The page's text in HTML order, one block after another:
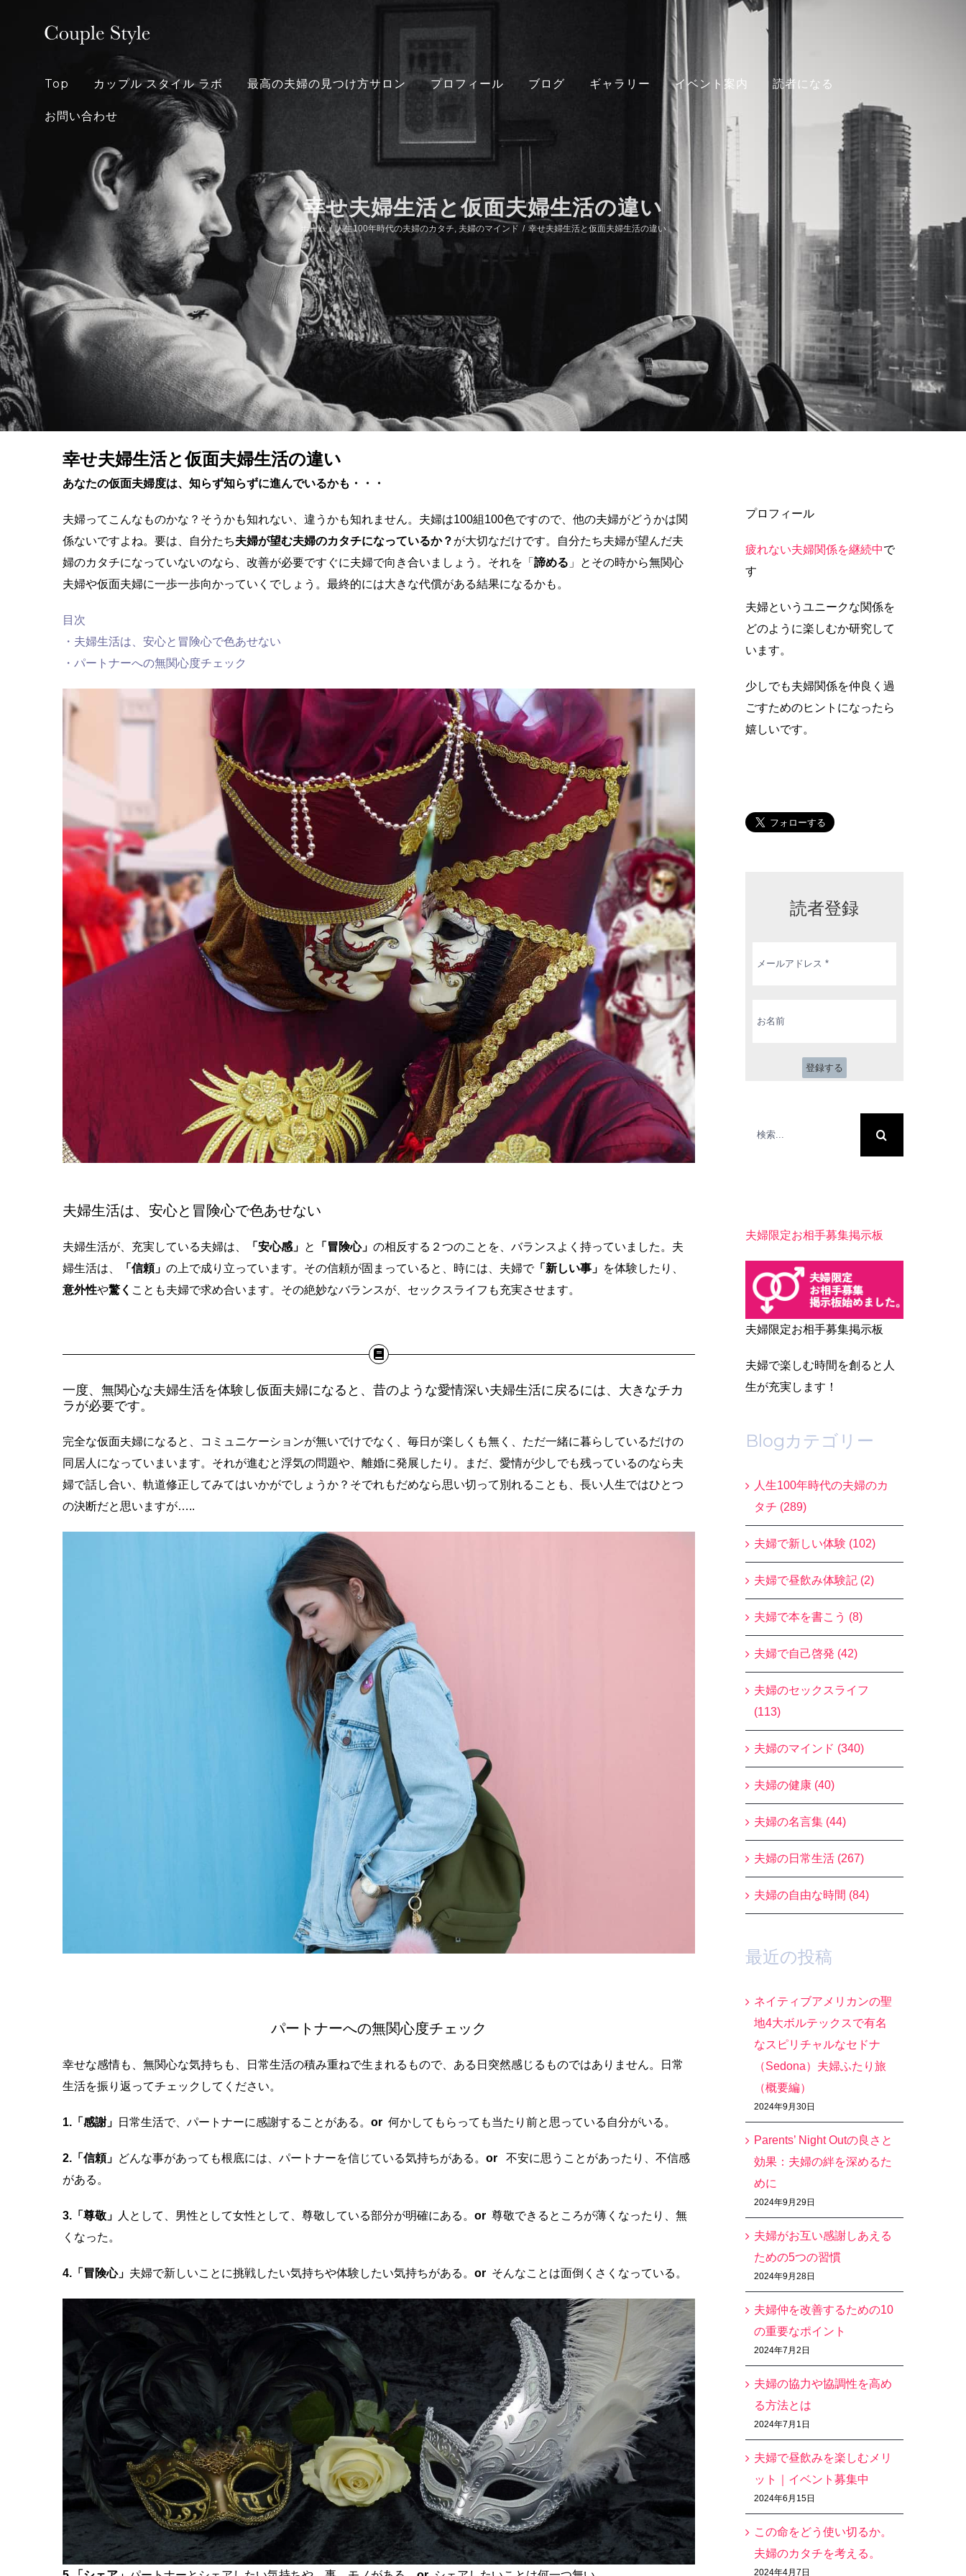
Top カップル スタイル ラボ 最高の夫婦の見つけ方サロン プロフィール ブログ ギャラリー イベント案内 読者になる
お問い合わせ
幸せ夫婦生活と仮面夫婦生活の違い
ホーム / 人生100年時代の夫婦のカタチ, 夫婦のマインド / 幸せ夫婦生活と仮面夫婦生活の違い
幸せ夫婦生活と仮面夫婦生活の違い
あなたの仮面夫婦度は、知らず知らずに進んでいるかも・・・
夫婦ってこんなものかな？そうかも知れない、違うかも知れません。夫婦は100組100色ですので、他の夫婦がどうかは関
係ないですよね。要は、自分たち夫婦が望む夫婦のカタチになっているか？ が大切なだけです。自分たち夫婦が望んだ夫
婦のカタチになっていないのなら、改善が必要ですぐに夫婦で向き合いましょう。それを「 諦める 」とその時から無関心
夫婦や仮面夫婦に一歩一歩向かっていくでしょう。最終的には大きな代償がある結果になるかも。
目次
・夫婦生活は、安心と冒険心で色あせない
・パートナーへの無関心度チェック
夫婦生活は、安心と冒険心で色あせない
夫婦生活が、充実している夫婦は、 「安心感」 と 「冒険心」 の相反する２つのことを、バランスよく持っていました。夫
婦生活は、
「信頼」 の上で成り立っています。その信頼が固まっていると、時には、夫婦で「新しい事」 を体験したり、
意外性や驚く ことも夫婦で求め合います。その絶妙なバランスが、セックスライフも充実させます。
一度、無関心な夫婦生活を体験し仮面夫婦になると、昔のような愛情深い夫婦生活に戻るには、大きなチカ
ラが必要です。
完全な仮面夫婦になると、コミュニケーションが無いでけでなく、毎日が楽しくも無く、ただ一緒に暮らしているだけの
同居人になっていまいます。それが進むと浮気の問題や、離婚に発展したり。まだ、愛情が少しでも残っているのなら夫
婦で話し合い、軌道修正してみてはいかがでしょうか？そでれもだめなら思い切って別れることも、長い人生ではひとつ
の決断だと思いますが…..
パートナーへの無関心度チェック
幸せな感情も、無関心な気持ちも、日常生活の積み重ねで生まれるもので、ある日突然感じるものではありません。日常
生活を振り返ってチェックしてください。
1. 「感謝」 日常生活で、パートナーに感謝することがある。 or 何かしてもらっても当たり前と思っている自分がいる。
2.「信頼」 どんな事があっても根底には、パートナーを信じている気持ちがある。 or 不安に思うことがあったり、不信感
がある。
3.「尊敬」 人として、男性として女性として、尊敬している部分が明確にある。 or 尊敬できるところが薄くなったり、無
くなった。
4.「冒険心」 夫婦で新しいことに挑戦したい気持ちや体験したい気持ちがある。 or そんなことは面倒くさくなっている。
プロフィール
疲れない夫婦関係を継続中で
す
夫婦というユニークな関係を
どのように楽しむか研究して
います。
少しでも夫婦関係を仲良く過
ごすためのヒントになったら
嬉しいです。
読者登録
ー
夫婦限定お相手募集掲示板
夫婦限定お相手募集掲示板
夫婦で楽しむ時間を創ると人
生が充実します！
Blogカテゴリー
人生100年時代の夫婦のカ
タチ (289)
夫婦で新しい体験 (102)
夫婦で昼飲み体験記 (2)
夫婦で本を書こう (8)
夫婦で自己啓発 (42)
夫婦のセックスライフ
(113)
夫婦のマインド (340)
夫婦の健康 (40)
夫婦の名言集 (44)
夫婦の日常生活 (267)
夫婦の自由な時間 (84)
最近の投稿
ネイティブアメリカンの聖
地4大ボルテックスで有名
なスピリチャルなセドナ
（Sedona）夫婦ふたり旅
（概要編）
2024年9月30日
Parents’ Night Outの良さと
効果：夫婦の絆を深めるた
めに
2024年9月29日
夫婦がお互い感謝しあえる
ための5つの習慣
2024年9月28日
夫婦仲を改善するための10
の重要なポイント
2024年7月2日
夫婦の協力や協調性を高め
る方法とは
2024年7月1日
夫婦で昼飲みを楽しむメリ
ット｜イベント募集中
2024年6月15日
この命をどう使い切るか。
夫婦のカタチを考える。
2024年4月7日